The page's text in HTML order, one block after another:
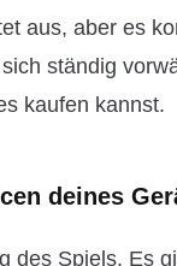
aus, aber es
ständig
kaufen kannst.
deines
des Spiels. Es